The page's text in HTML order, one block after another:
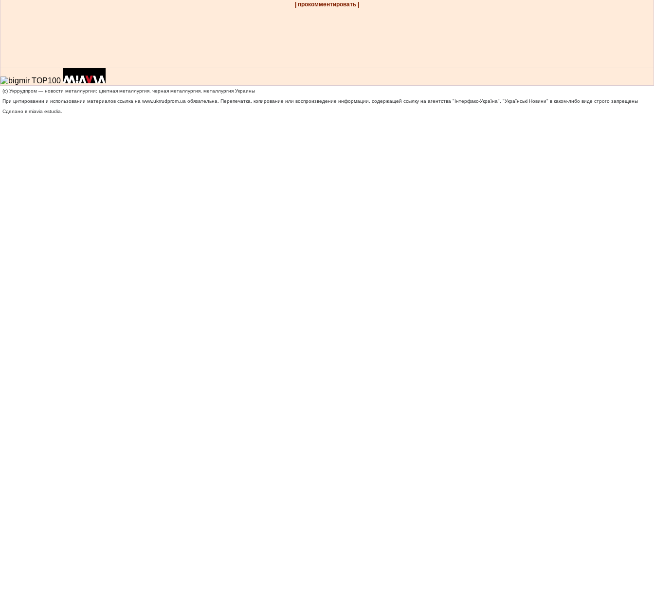
| прокомментировать |
(c) Укррудпром — новости металлургии: цветная металлургия, черная металлургия, металлургия Украины
При цитировании и использовании материалов ссылка на www.ukrrudprom.ua обязательна. Перепечатка, копирование или воспроизведение информации, содержащей ссылку на агентства "Iнтерфакс-Україна", "Українськi Новини" в каком-либо виде строго запрещены
Сделано в miavia estudia.